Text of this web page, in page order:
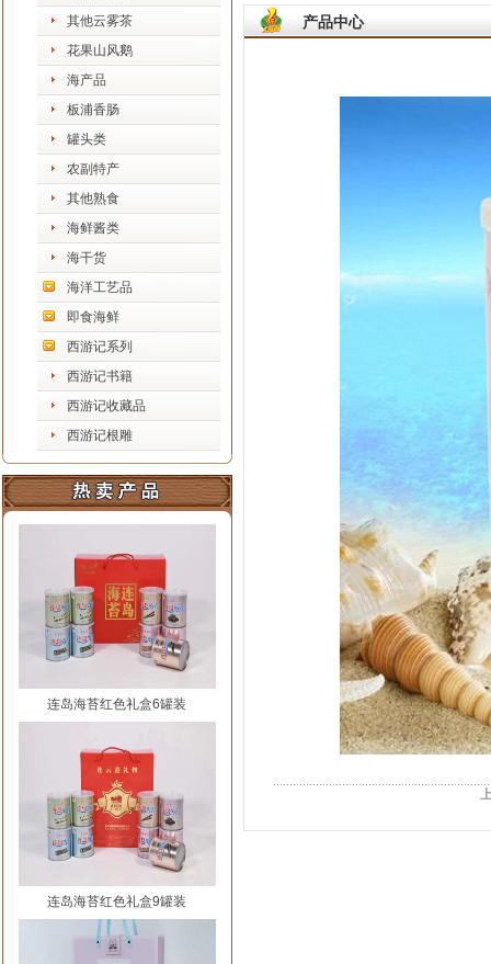
其他云雾茶
花果山风鹅
海产品
板浦香肠
罐头类
农副特产
其他熟食
海鲜酱类
海干货
海洋工艺品
即食海鲜
西游记系列
西游记书籍
西游记收藏品
西游记根雕
连岛海苔红色礼盒6罐装
连岛海苔红色礼盒9罐装
产品中心